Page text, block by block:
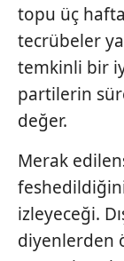
topu üç
tecrübeler
temkinli bir
partilerin
değer.
Merak
feshedildiğini
izleyeceği.
diyenlerden